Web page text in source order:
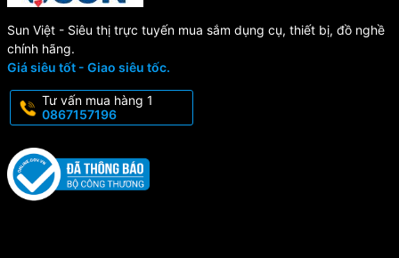
Sun Việt - Siêu thị trực tuyến mua sắm dụng cụ, thiết bị, đồ nghề
chính hãng.
Giá siêu tốt - Giao siêu tốc.
Tư vấn mua hàng 1
0867157196